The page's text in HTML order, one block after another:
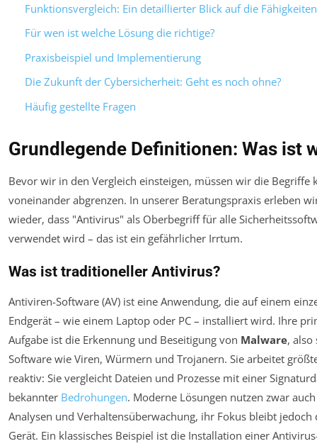
Funktionsvergleich: Ein detaillierter Blick auf die Fähigkeiten
Für wen ist welche Lösung die richtige?
Praxisbeispiel und Implementierung
Die Zukunft der Cybersicherheit: Geht es noch ohne?
Häufig gestellte Fragen
Grundlegende Definitionen: Was ist
Bevor wir in den Vergleich einsteigen, müssen wir die Begriffe
voneinander abgrenzen. In unserer Beratungspraxis erleben
wieder, dass "Antivirus" als Oberbegriff für alle
verwendet wird – das ist ein gefährlicher Irrtum.
Was ist traditioneller Antivirus?
Antiviren-Software (AV) ist eine Anwendung, die auf einem
Endgerät – wie einem Laptop oder PC – installiert wird. Ihre
Aufgabe ist die Erkennung und Beseitigung von Malware, also
Software wie Viren, Würmern und Trojanern. Sie arbeitet
reaktiv: Sie vergleicht Dateien und Prozesse mit einer
bekannter Bedrohungen. Moderne Lösungen nutzen zwar
Analysen und Verhaltensüberwachung, ihr Fokus bleibt jedoch
Gerät. Ein klassisches Beispiel ist die Installation einer